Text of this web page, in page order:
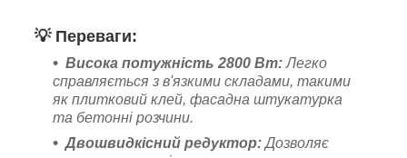
💡 Переваги:
Висока потужність 2800 Вт:Легко
справляється з в'язкими складами, такими
як плитковий клей, фасадна штукатурка
та бетонні розчини.
Двошвидкісний редуктор:Дозволяє